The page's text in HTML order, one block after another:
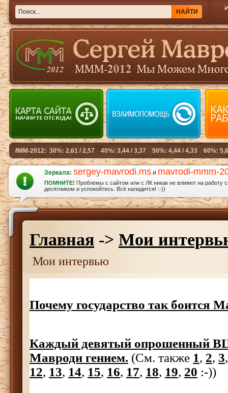
Зеркала: sergey-mavrodi.ms и mavrodi-mmm-
ПОМНИТЕ! Проблемы с сайтом или с ЛК никак не влияют на работу
десятником и успокойтесь. Всё наладится! :-))
Главная -> Мои
Мои интервью
Почему государство так боится
Каждый девятый опрошенный
Мавроди гением. (См. также 1, 2, 3
12, 13, 14, 15, 16, 17, 18, 19, 20 :-))